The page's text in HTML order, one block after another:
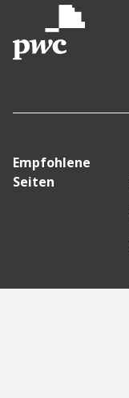
Empfohlene
Seiten